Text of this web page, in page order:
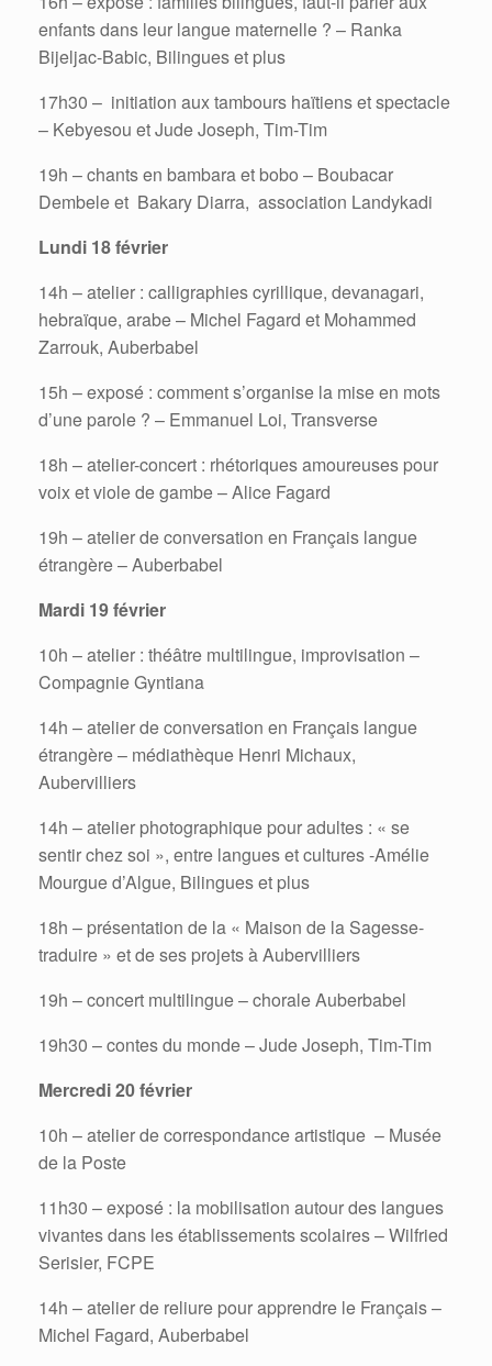
enfants dans leur langue maternelle ? – Ranka
Bijeljac-Babic, Bilingues et plus
17h30 – initiation aux tambours haïtiens et spectacle
– Kebyesou et Jude Joseph, Tim-Tim
19h – chants en bambara et bobo – Boubacar
Dembele et Bakary Diarra, association Landykadi
Lundi 18 février
14h – atelier : calligraphies cyrillique, devanagari,
hebraïque, arabe – Michel Fagard et Mohammed
Zarrouk, Auberbabel
15h – exposé : comment s’organise la mise en mots
d’une parole ? – Emmanuel Loi, Transverse
18h – atelier-concert : rhétoriques amoureuses pour
voix et viole de gambe – Alice Fagard
19h – atelier de conversation en Français langue
étrangère – Auberbabel
Mardi 19 février
10h – atelier : théâtre multilingue, improvisation –
Compagnie Gyntiana
14h – atelier de conversation en Français langue
étrangère – médiathèque Henri Michaux,
Aubervilliers
14h – atelier photographique pour adultes : « se
sentir chez soi », entre langues et cultures -Amélie
Mourgue d’Algue, Bilingues et plus
18h – présentation de la « Maison de la Sagesse-
traduire » et de ses projets à Aubervilliers
19h – concert multilingue – chorale Auberbabel
19h30 – contes du monde – Jude Joseph, Tim-Tim
Mercredi 20 février
10h – atelier de correspondance artistique – Musée
de la Poste
11h30 – exposé : la mobilisation autour des langues
vivantes dans les établissements scolaires – Wilfried
Serisier, FCPE
14h – atelier de reliure pour apprendre le Français –
Michel Fagard, Auberbabel